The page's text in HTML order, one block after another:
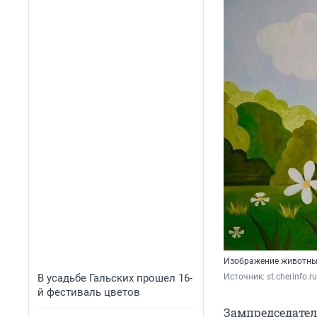
В усадьбе Гальских прошел 16-
й фестиваль цветов
Изображение
Источник: st.cherinfo.ru